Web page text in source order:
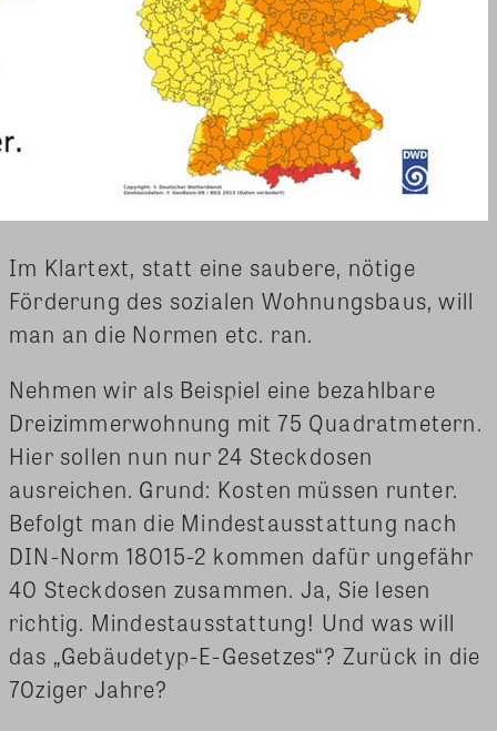
Im Klartext, statt eine saubere, nötige
Förderung des sozialen Wohnungsbaus, will
man an die Normen etc. ran.
Nehmen wir als Beispiel eine bezahlbare
Dreizimmerwohnung mit 75 Quadratmetern.
Hier sollen nun nur 24 Steckdosen
ausreichen. Grund: Kosten müssen runter.
Befolgt man die Mindestausstattung nach
DIN-Norm 18015-2 kommen dafür ungefähr
40 Steckdosen zusammen. Ja, Sie lesen
richtig. Mindestausstattung! Und was will
das „Gebäudetyp-E-Gesetzes“? Zurück in die
70ziger Jahre?